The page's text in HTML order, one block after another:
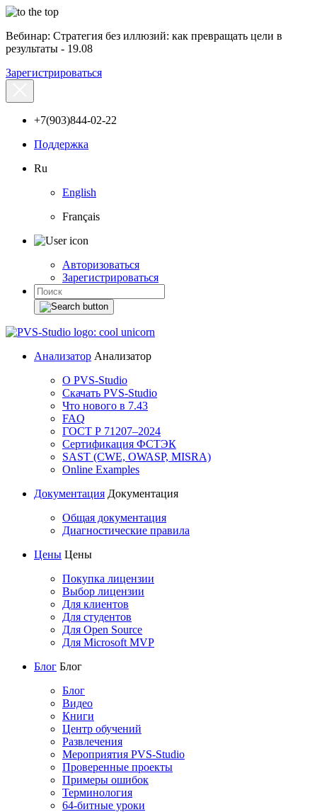
Вебинар: Стратегия без иллюзий: как превращать цели в
результаты - 19.08
Зарегистрироваться
+7(903)844-02-22
Поддержка
Ru
English
Français
Авторизоваться
Зарегистрироваться
Анализатор Анализатор
О PVS-Studio
Скачать PVS-Studio
Что нового в 7.43
FAQ
ГОСТ Р 71207–2024
Сертификация ФСТЭК
SAST (CWE, OWASP, MISRA)
Online Examples
Документация Документация
Общая документация
Диагностические правила
Цены Цены
Покупка лицензии
Выбор лицензии
Для клиентов
Для студентов
Для Open Source
Для Microsoft MVP
Блог Блог
Блог
Видео
Книги
Центр обучений
Развлечения
Мероприятия PVS-Studio
Проверенные проекты
Примеры ошибок
Терминология
64-битные уроки